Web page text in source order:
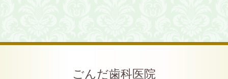
ごんだ歯科医院